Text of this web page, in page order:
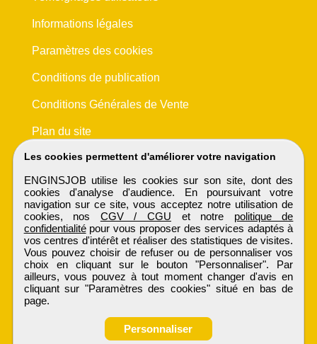
Les cookies permettent d'améliorer votre navigation
ENGINSJOB utilise les cookies sur son site, dont des
cookies d'analyse d'audience. En poursuivant votre
navigation sur ce site, vous acceptez notre utilisation de
cookies, nos CGV / CGU et notre politique de
confidentialitépour vous proposer des services adaptés à
vos centres d'intérêt et réaliser des statistiques de visites.
Vous pouvez choisir de refuser ou de personnaliser vos
choix en cliquant sur le bouton "Personnaliser". Par
ailleurs, vous pouvez à tout moment changer d'avis en
cliquant sur "Paramètres des cookies" situé en bas de
page.
Personnaliser
Informations légales
Paramètres des cookies
Conditions de publication
Conditions Générales de Vente
Plan du site